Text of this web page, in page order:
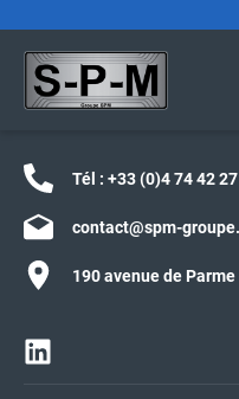
Tél : +33 (0)4 74 42
contact@spm-
190 avenue de